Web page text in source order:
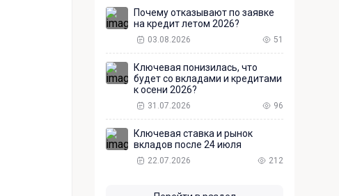
Почему отказывают по заявке
на кредит летом 2026?
03.08.2026 51
Ключевая понизилась, что
будет со вкладами и кредитами
к осени 2026?
31.07.2026 96
Ключевая ставка и рынок
вкладов после 24 июля
22.07.2026 212